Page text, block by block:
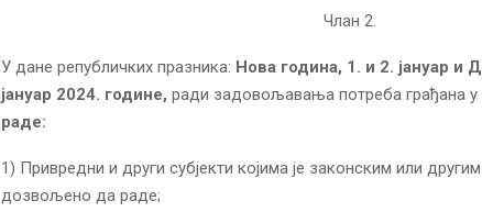
Члан 2.
У дане републичких празника: Нова година, 1. и 2. јануар и
јануар 2024. године, ради задовољавања потреба грађана у
раде:
1) Привредни и други субјекти којима је законским или
дозвољено да раде;